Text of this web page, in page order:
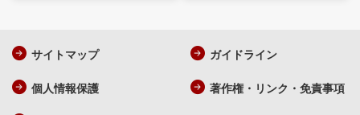
サイトマップ ガイドライン
個人情報保護 著作権・リンク・免責事項